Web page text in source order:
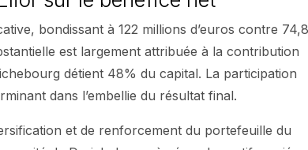
bondissant à 122 millions d’euros contre
est largement attribuée à la contribution
détient 48% du capital. La participation
dans l’embellie du résultat final.
et de renforcement du portefeuille du